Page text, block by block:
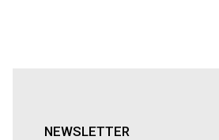
NEWSLETTER